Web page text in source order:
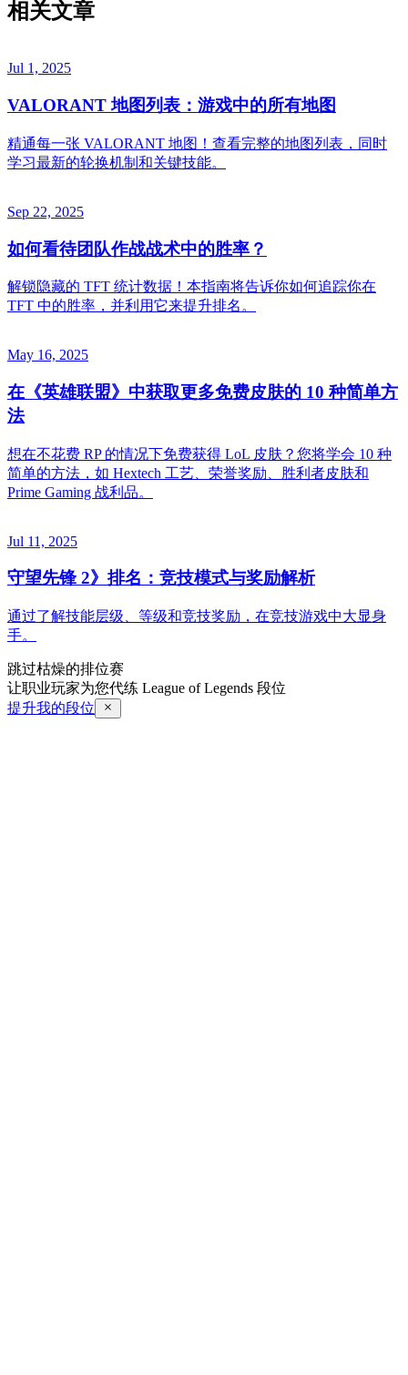
相关文章
Jul 1, 2025
VALORANT 地图列表：游戏中的所有地图
精通每一张 VALORANT 地图！查看完整的地图列表，同时
学习最新的轮换机制和关键技能。
Sep 22, 2025
如何看待团队作战战术中的胜率？
解锁隐藏的 TFT 统计数据！本指南将告诉你如何追踪你在
TFT 中的胜率，并利用它来提升排名。
May 16, 2025
在《英雄联盟》中获取更多免费皮肤的 10 种简单方
法
想在不花费 RP 的情况下免费获得 LoL 皮肤？您将学会 10 种
简单的方法，如 Hextech 工艺、荣誉奖励、胜利者皮肤和
Prime Gaming 战利品。
Jul 11, 2025
守望先锋 2》排名：竞技模式与奖励解析
通过了解技能层级、等级和竞技奖励，在竞技游戏中大显身
手。
跳过枯燥的排位赛
让职业玩家为您代练 League of Legends 段位
提升我的段位